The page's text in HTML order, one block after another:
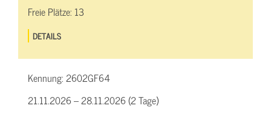
Freie Plätze: 13
DETAILS
Kennung:2602GF64
21.11.2026 – 28.11.2026 (2 Tage)